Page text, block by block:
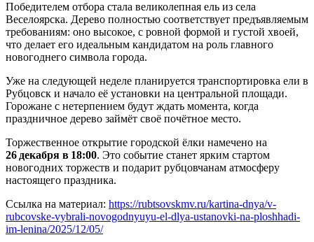
Победителем отбора стала великолепная ель из села
Веселоярска. Дерево полностью соответствует предъявляемым
требованиям: оно высокое, с ровной формой и густой хвоей,
что делает его идеальным кандидатом на роль главного
новогоднего символа города.
Уже на следующей неделе планируется транспортировка ели в
Рубцовск и начало её установки на центральной площади.
Горожане с нетерпением будут ждать момента, когда
праздничное дерево займёт своё почётное место.
Торжественное открытие городской ёлки намечено на
26 декабря в 18:00. Это событие станет ярким стартом
новогодних торжеств и подарит рубцовчанам атмосферу
настоящего праздника.
Ссылка на материал: https://rubtsovskmv.ru/kartina-dnya/v-
rubcovske-vybrali-novogodnyuyu-el-dlya-ustanovki-na-ploshhadi-
im-lenina/2025/12/05/